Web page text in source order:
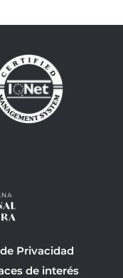
Privacidad
de interés